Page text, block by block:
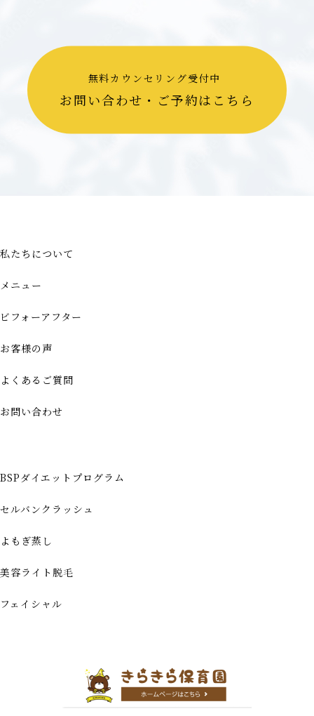
無料カウンセリング受付中
お問い合わせ・ご予約はこちら
私たちについて
メニュー
ビフォーアフター
お客様の声
よくあるご質問
お問い合わせ
BSPダイエットプログラム
セルバンクラッシュ
よもぎ蒸し
美容ライト脱毛
フェイシャル